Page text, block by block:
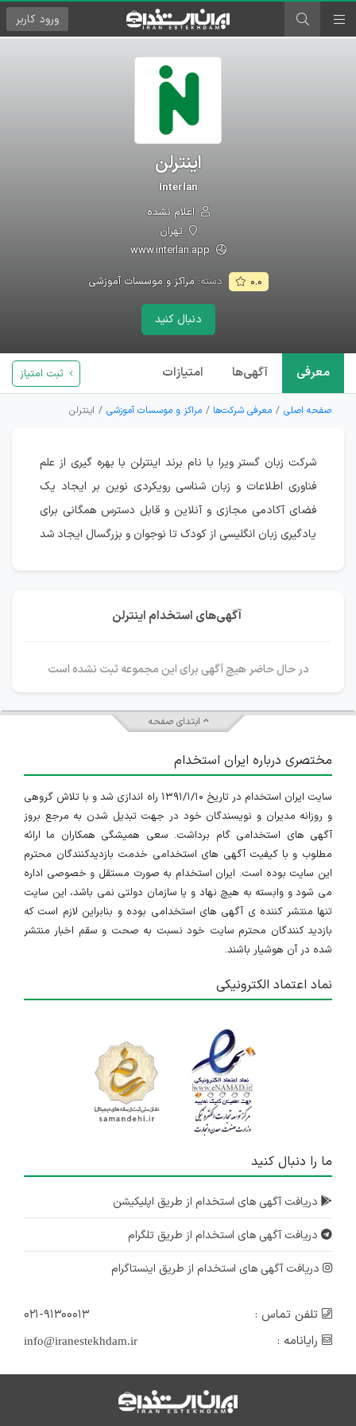
ورود کاربر
اینترلن
Interlan
اعلام نشده
تهران
www.interlan.app
۰.۰ دسته:مراکز و موسسات آموزشی
دنبال کنید
معرفی آگهی‌ها امتیازات ثبت امتیاز
صفحه اصلی معرفی شرکت‌ها مراکز و موسسات آموزشی اینترلن
شرکت زبان گستر ویرا با نام برند اینترلن با بهره گیری از علم
فناوری اطلاعات و زبان شناسی رویکردی نوین بر ایجاد یک
فضای آکادمی مجازی و آنلاین و قابل دسترس همگانی برای
یادگیری زبان انگلیسی از کودک تا نوجوان و بزرگسال ایجاد شد
آگهی‌های استخدام اینترلن
در حال حاضر هیچ آگهی برای این مجموعه ثبت نشده است
ابتدای صفحه
مختصری درباره ایران استخدام
سایت ایران استخدام در تاریخ ۱۳۹۱/۱/۱۰ راه اندازی شد و با تلاش گروهی
و روزانه مدیران و نویسندگان خود در جهت تبدیل شدن به مرجع بروز
آگهی های استخدامی گام برداشت. سعی همیشگی همکاران ما ارائه
مطلوب و با کیفیت آگهی های استخدامی خدمت بازدیدکنندگان محترم
این سایت بوده است. ایران استخدام به صورت مستقل و خصوصی اداره
می شود و وابسته به هیچ نهاد و یا سازمان دولتی نمی باشد، این سایت
تنها منتشر کننده ی آگهی های استخدامی بوده و بنابراین لازم است که
بازدید کنندگان محترم سایت خود نسبت به صحت و سقم اخبار منتشر
شده در آن هوشیار باشند.
نماد اعتماد الکترونیکی
ما را دنبال کنید
دریافت آگهی های استخدام از طریق اپلیکیشن
دریافت آگهی های استخدام از طریق تلگرام
دریافت آگهی های استخدام از طریق اینستاگرام
تلفن تماس :
۰۲۱-۹۱۳۰۰۰۱۳
رایانامه :
info@iranestekhdam.ir